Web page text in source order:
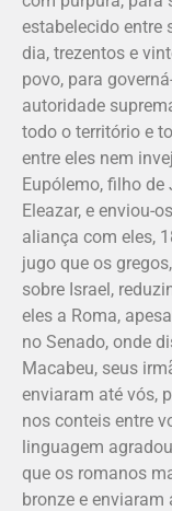
estabelecido entre
dia, trezentos e
povo, para
autoridade
todo o território e
entre eles nem
Eupólemo, filho de
Elea­zar, e enviou-
aliança com eles,
jugo que os
sobre Israel,
eles a Roma,
no Senado, onde
Macabeu, seus
enviaram até vós,
nos conteis entre
linguagem
que os romanos
bronze e